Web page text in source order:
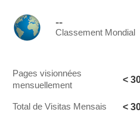
--
Classement Mondial
Pages visionnées
mensuellement
<
Total de Visitas Mensais <